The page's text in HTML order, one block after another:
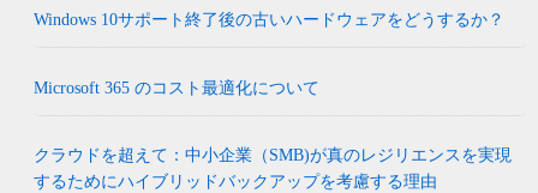
Windows 10サポート終了後の古いハードウェアをどうするか？
Microsoft 365 のコスト最適化について
クラウドを超えて：中小企業（SMB)が真のレジリエンスを実現
するためにハイブリッドバックアップを考慮する理由